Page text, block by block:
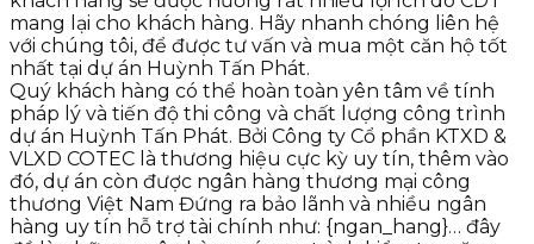
mang lại cho khách hàng. Hãy nhanh chóng liên hệ
với chúng tôi, để được tư vấn và mua một căn hộ tốt
nhất tại dự án Huỳnh Tấn Phát.
Quý khách hàng có thể hoàn toàn yên tâm về tính
pháp lý và tiến độ thi công và chất lượng công trình
dự án Huỳnh Tấn Phát. Bởi Công ty Cổ phần KTXD &
VLXD COTEC là thương hiệu cực kỳ uy tín, thêm vào
đó, dự án còn được ngân hàng thương mại công
thương Việt Nam Đứng ra bảo lãnh và nhiều ngân
hàng uy tín hỗ trợ tài chính như: {ngan_hang}… đây